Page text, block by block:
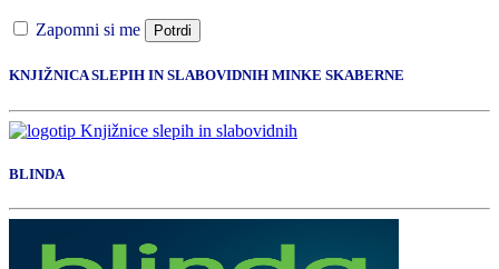
Zapomni si me Potrdi
KNJIŽNICA SLEPIH IN SLABOVIDNIH MINKE SKABERNE
BLINDA